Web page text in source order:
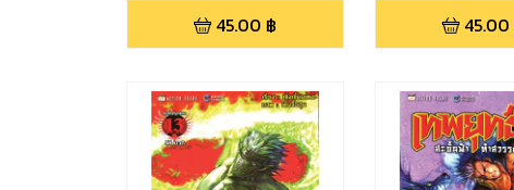
45.00 ฿ 45.00